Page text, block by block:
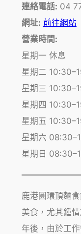
連絡電話: 04
網址: 前往網站
營業時間:
星期一 休息
星期二
星期三
星期四
星期五
星期六
星期日
鹿港圓環頂麵
美食，尤其鍾
年後，由於工